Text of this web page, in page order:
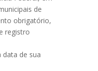
de
obrigatório,
registro
data de sua